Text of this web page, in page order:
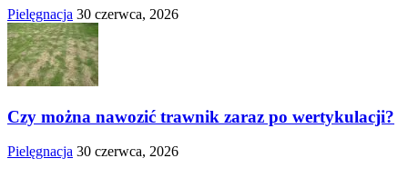
Pielęgnacja 30 czerwca, 2026
Czy można nawozić trawnik zaraz po wertykulacji?
Pielęgnacja 30 czerwca, 2026